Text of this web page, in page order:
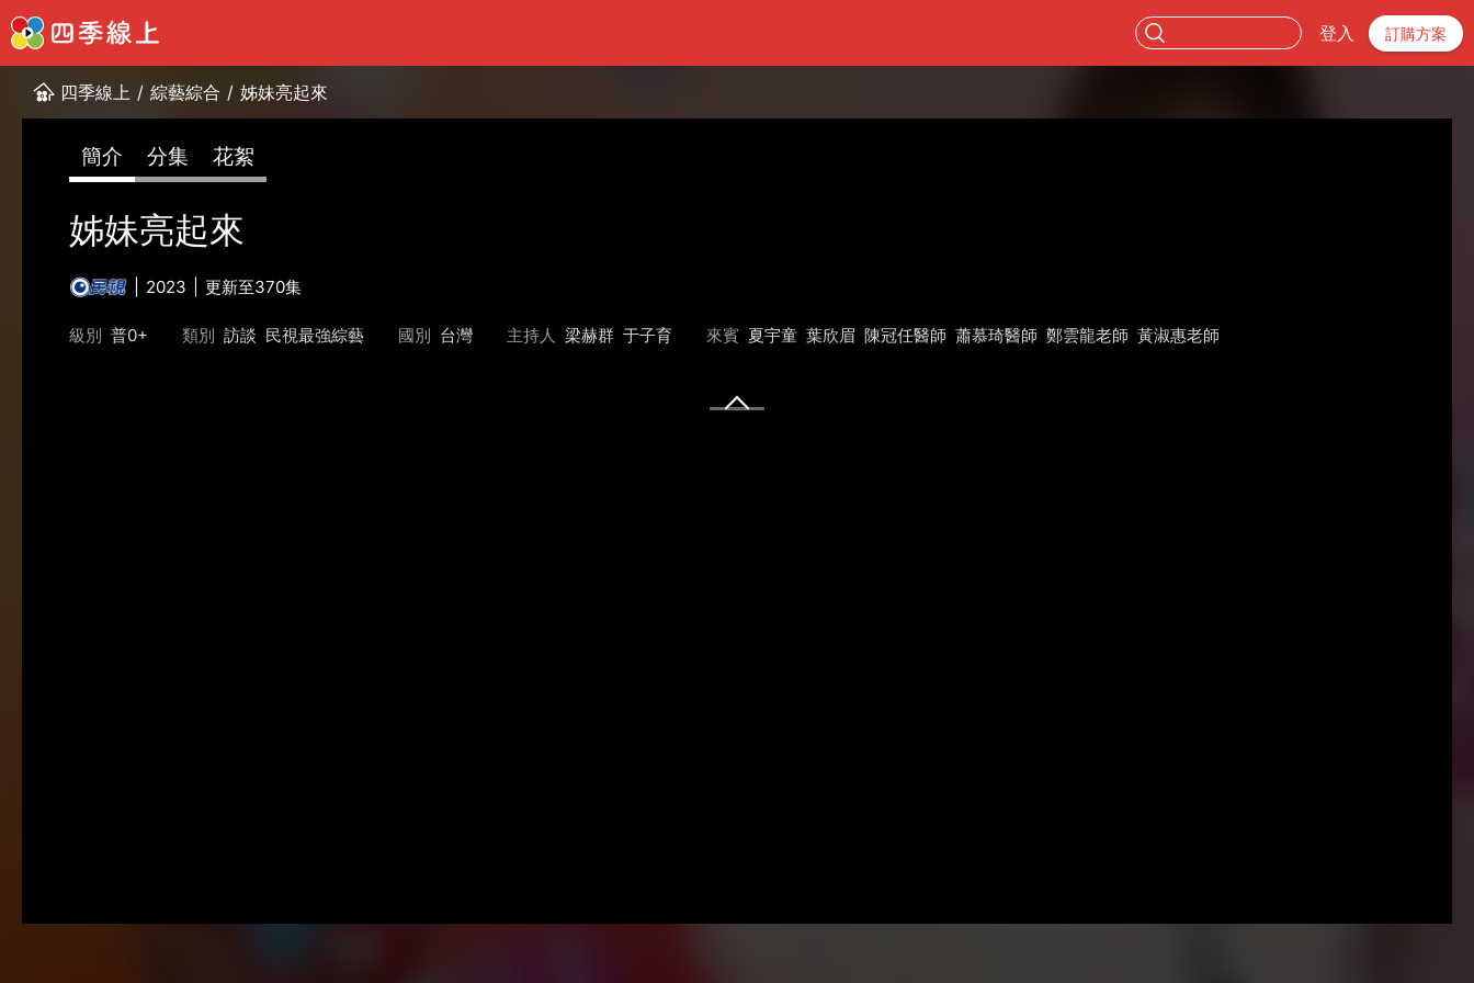
登入 訂購方案
四季線上 / 綜藝綜合 / 姊妹亮起來
簡介 分集 花絮
姊妹亮起來
2023 更新至370集
級別 普0+ 類別 訪談 民視最強綜藝 國別 台灣 主持人 梁赫群 于子育 來賓 夏宇童 葉欣眉 陳冠任醫師 蕭慕琦醫師 鄭雲龍老師 黃淑惠老師